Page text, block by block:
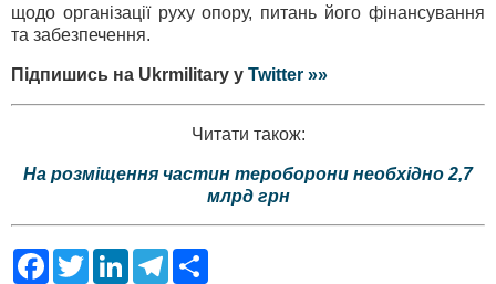
щодо організації руху опору, питань його фінансування
та забезпечення.
Підпишись на Ukrmilitary у Twitter »»
Читати також:
На розміщення частин тероборони необхідно 2,7
млрд грн
F
T
L
T